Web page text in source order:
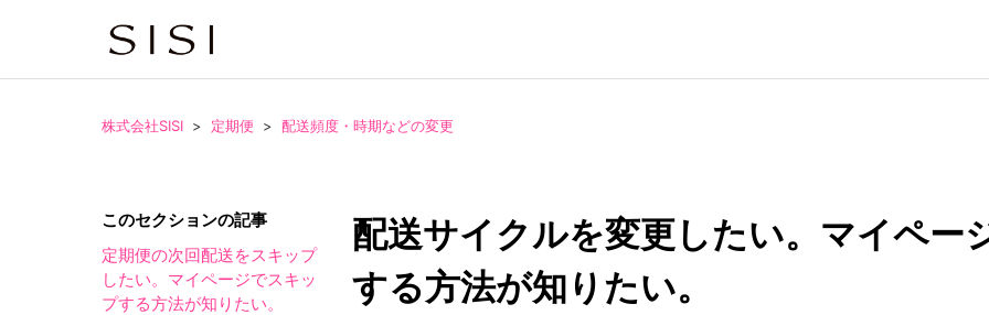
株式会社SISI 定期便 配送頻度・時期などの変更
このセクションの記事
定期便の次回配送をスキップ
したい。マイページでスキッ
プする方法が知りたい。
配送サイクルを変更したい。マイペー
する方法が知りたい。